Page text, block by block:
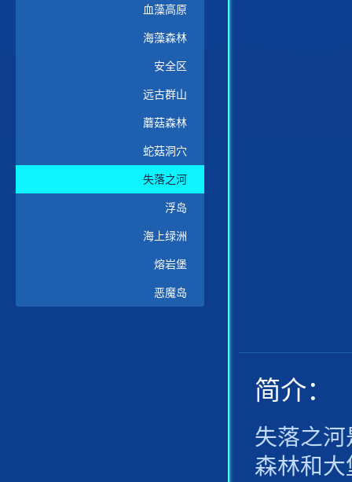
血藻高原
海藻森林
安全区
远古群山
蘑菇森林
蛇菇洞穴
失落之河
浮岛
海上绿洲
熔岩堡
恶魔岛
简介：
失落之
森林和